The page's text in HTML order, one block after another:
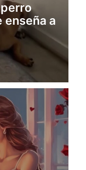
enseña a